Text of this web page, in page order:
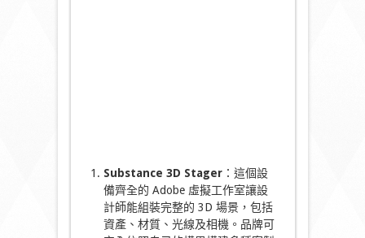
Substance 3D Stager：這個設
備齊全的 Adobe 虛擬工作室讓設
計師能組裝完整的 3D 場景，包括
資產、材質、光線及相機。品牌可